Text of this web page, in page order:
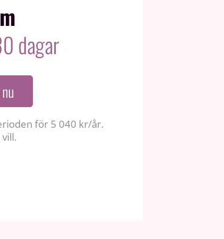
dagar
för 5 040 kr/år.